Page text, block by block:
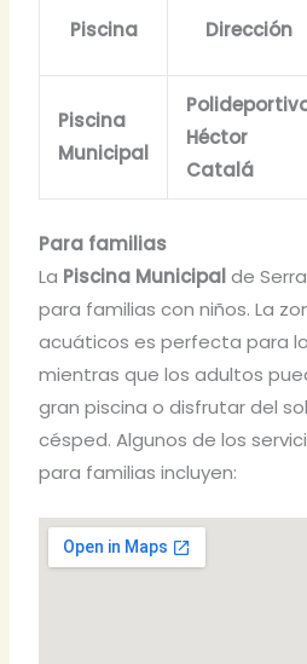
Piscina Dirección
Piscina
Municipal
Héctor
Catalá
Para familias
La Piscina Municipal de
para familias con niños. La
acuáticos es perfecta para
mientras que los adultos
gran piscina o disfrutar del
césped. Algunos de los
para familias incluyen: